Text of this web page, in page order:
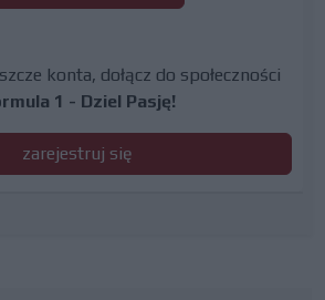
konta, dołącz do społeczności
1 - Dziel Pasję!
zarejestruj się